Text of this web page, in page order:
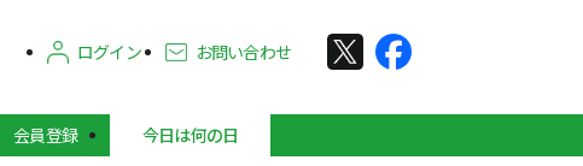
ログイン お問い合わせ
会員登録 今日は何の日